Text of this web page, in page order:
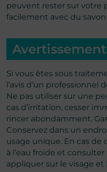
peuvent rester sur votre
facilement avec du
Si vous êtes sous
l’avis d’un
Ne pas utiliser sur une
cas d’irritation, cesser
rincer abondamment.
Conservez dans un
usage unique. En cas de
à l’eau froide et
appliquer sur le visage et